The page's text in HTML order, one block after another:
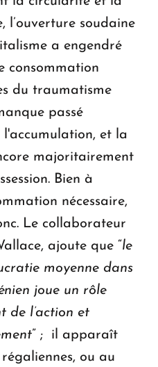
l’ouverture soudaine
a engendré
consommation
du traumatisme
passé
et la
majoritairement
Bien à
nécessaire,
Le collaborateur
ajoute que “le
moyenne dans
joue un rôle
de l’action et
” ; il apparaît
ou au